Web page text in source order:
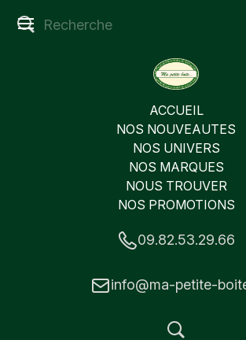
ACCUEIL
NOS NOUVEAUTES
NOS UNIVERS
NOS MARQUES
NOUS TROUVER
NOS PROMOTIONS
09.82.53.29.66
info@ma-petite-